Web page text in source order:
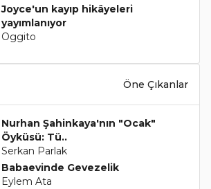
Joyce'un kayıp hikâyeleri
yayımlanıyor
Oggito
Öne Çıkanlar
Nurhan Şahinkaya'nın "Ocak"
Öyküsü: Tü..
Serkan Parlak
Babaevinde Gevezelik
Eylem Ata